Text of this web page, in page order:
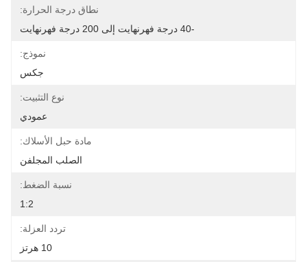
نطاق درجة الحرارة:
نموذج:
جكس
نوع التثبيت:
عمودي
مادة حبل الأسلاك:
الصلب المجلفن
نسبة الضغط:
1:2
تردد العزلة:
10 هرتز